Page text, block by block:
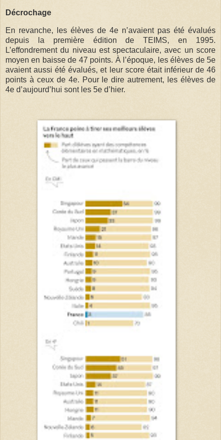
Décrochage
En revanche, les élèves de 4e n’avaient pas été évalués
depuis la première édition de TEIMS, en 1995.
L’effondrement du niveau est spectaculaire, avec un score
moyen en baisse de 47 points. À l’époque, les élèves de 5e
avaient aussi été évalués, et leur score était inférieur de 46
points à ceux de 4e. Pour le dire autrement, les élèves de
4e d’aujourd’hui sont les 5e d’hier.